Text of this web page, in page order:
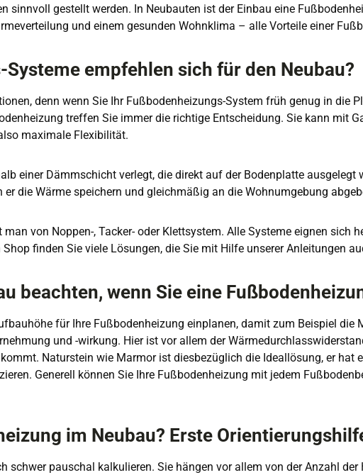
sinnvoll gestellt werden. In Neubauten ist der Einbau eine
und einem gesunden Wohnklima – alle Vorteile einer
empfehlen sich für den Neubau?
denn wenn Sie Ihr Fußbodenheizungs-System früh genug in die
treffen Sie immer die richtige Entscheidung. Sie kann mit
maximale Flexibilität.
einer Dämmschicht verlegt, die direkt auf der Bodenplatte
er die Wärme speichern und gleichmäßig an die Wohnumgebung
von Noppen-, Tacker- oder Klettsystem. Alle Systeme eignen sich
finden Sie viele Lösungen, die Sie mit Hilfe unserer Anleitungen
beachten, wenn Sie eine
für Ihre Fußbodenheizung einplanen, damit zum Beispiel die
und -wirkung. Hier ist vor allem der
Naturstein wie Marmor ist diesbezüglich die Ideallösung, er hat
Generell können Sie Ihre Fußbodenheizung mit jedem
im Neubau? Erste
schwer pauschal kalkulieren. Sie hängen vor allem von der Anzahl